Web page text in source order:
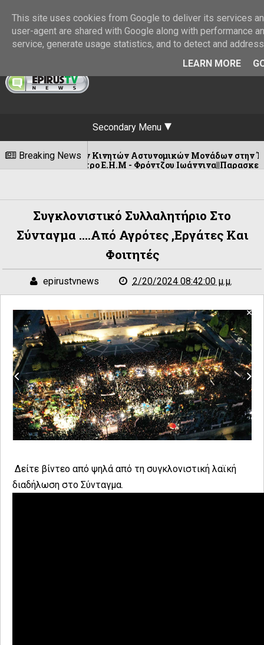
Secondary Menu
Breaking News
Κινητών Αστυνομικών Μονάδων στην Ήπειρο για την
Ε.Η.Μ - Φρόντζου Ιωάννινα||Παρασκευή 18 Σεπτεμβρίου
Συγκλονιστικό Συλλαλητήριο Στο
Σύνταγμα ....από Αγρότες ,εργάτες Και
Φοιτητές
epirustvnews 2/20/2024 08:42:00 μ.μ.
Δείτε βίντεο από ψηλά από τη συγκλονιστική λαϊκή
διαδήλωση στο Σύνταγμα.
This site uses cookies from Google to deliver its services
user-agent are shared with Google along with performance
service, generate usage statistics, and to detect and
LEARN MORE